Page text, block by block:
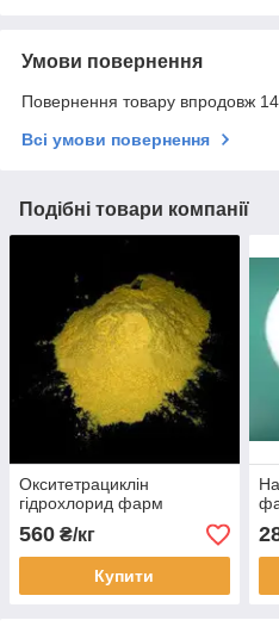
Умови повернення
Повернення товару впродовж
Всі умови повернення
Подібні товари компанії
Окситетрациклін
гідрохлорид фарм
560 ₴/кг
Купити